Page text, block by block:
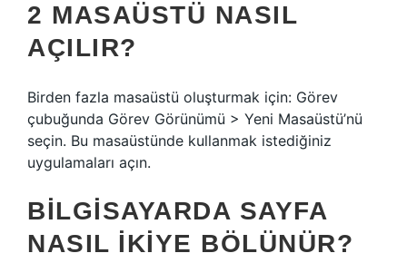
2 MASAÜSTÜ NASIL
AÇILIR?
Birden fazla masaüstü oluşturmak için: Görev
çubuğunda Görev Görünümü > Yeni Masaüstü’nü
seçin. Bu masaüstünde kullanmak istediğiniz
uygulamaları açın.
BILGISAYARDA SAYFA
NASIL IKIYE BÖLÜNÜR?